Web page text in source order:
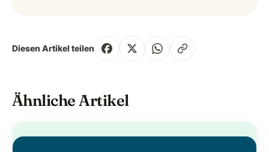
Diesen Artikel teilen
Ähnliche Artikel